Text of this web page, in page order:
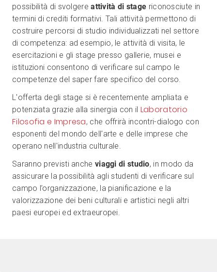
possibilità di svolgereattività di stage riconosciute in
termini di crediti formativi. Tali attività permettono di
costruire percorsi di studio individualizzati nel settore
di competenza: ad esempio, le attività di visita, le
esercitazioni e gli stage presso gallerie, musei e
istituzioni consentono di verificare sul campo le
competenze del saper fare specifico del corso.
L'offerta degli stage si è recentemente ampliata e
potenziata grazie alla sinergia con il Laboratorio
Filosofia e Impresa, che offrirà incontri-dialogo con
esponenti del mondo dell'arte e delle imprese che
operano nell'industria culturale.
Saranno previsti anche viaggi di studio, in modo da
assicurare la possibilità agli studenti di verificare sul
campo l’organizzazione, la pianificazione e la
valorizzazione dei beni culturali e artistici negli altri
paesi europei ed extraeuropei.